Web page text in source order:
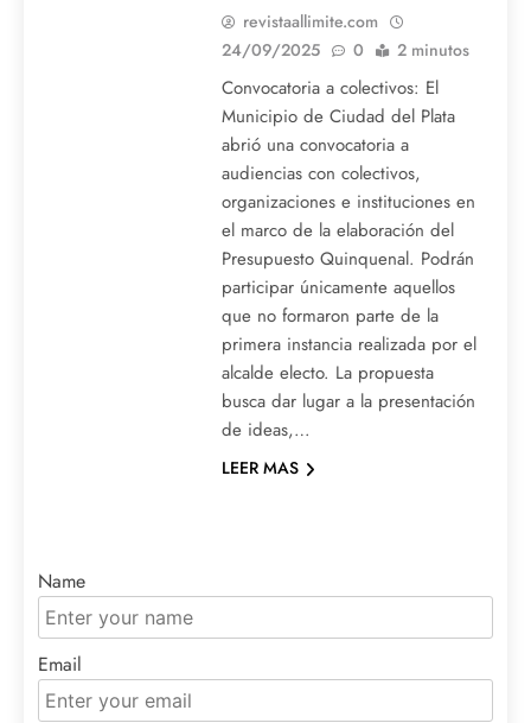
revistaallimite.com
24/09/2025
0 2 minutos
Convocatoria a colectivos: El
Municipio de Ciudad del Plata
abrió una convocatoria a
audiencias con colectivos,
organizaciones e instituciones en
el marco de la elaboración del
Presupuesto Quinquenal. Podrán
participar únicamente aquellos
que no formaron parte de la
primera instancia realizada por el
alcalde electo. La propuesta
busca dar lugar a la presentación
de ideas,…
LEER MAS
Name
Email